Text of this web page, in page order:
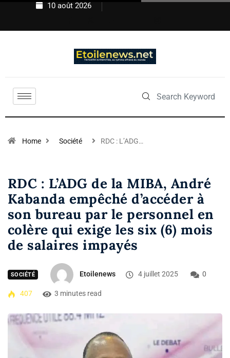
10 août 2026
Home Société RDC : L’ADG…
RDC : L’ADG de la MIBA, André
Kabanda empêché d’accéder à
son bureau par le personnel en
colère qui exige les six (6) mois
de salaires impayés
SOCIÉTÉ Etoilenews 4 juillet 2025 0
407 3 minutes read